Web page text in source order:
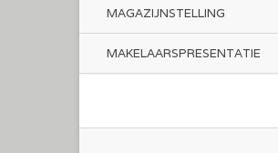
MAGAZIJNSTELLING
MAKELAARSPRESENTATIE